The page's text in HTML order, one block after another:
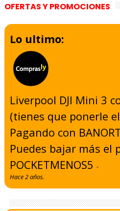
OFERTAS Y PROMOCIONES
Lo ultimo:
Liverpool DJI Mini 3
(tienes que ponerle
Pagando con
Puedes bajar más el
POCKETMENOS5-
Hace 2 años.